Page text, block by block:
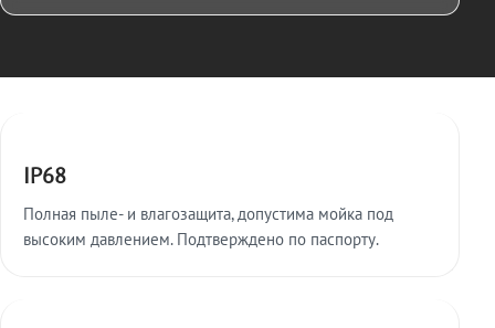
IP68
Полная пыле- и влагозащита, допустима мойка под
высоким давлением. Подтверждено по паспорту.